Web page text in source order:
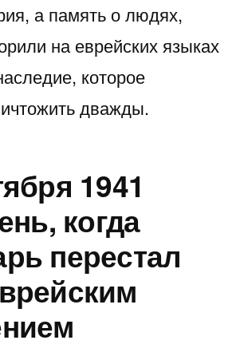
а память о людях,
на еврейских языках
которое
дважды.
1941
когда
перестал